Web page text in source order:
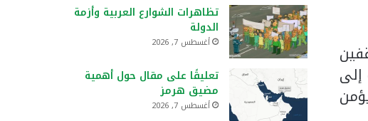
تظاهرات الشوارع العربية وأزمة
الدولة
أغسطس 7, 2026
تعليقًا على مقال حول أهمية
مضيق هرمز
أغسطس 7, 2026